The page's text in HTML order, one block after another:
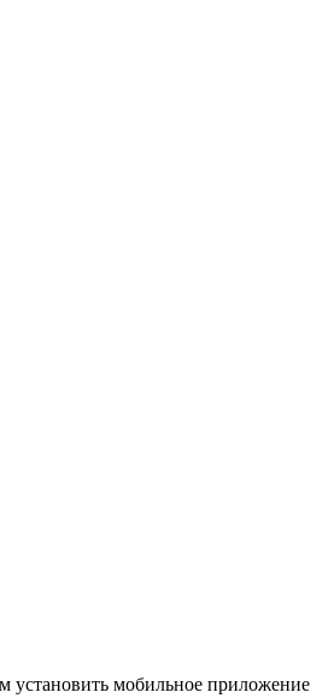
установить мобильное приложение